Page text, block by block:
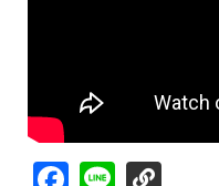
Facebook
Line